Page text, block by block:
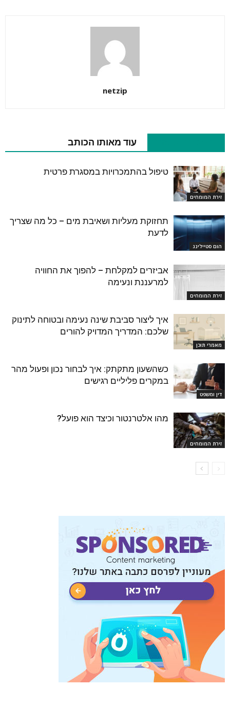
netzip
עוד מאותו הכותב
זירת המומחים
טיפול בהתמכרויות במסגרת פרטית
הום סטיילינג
תחזוקת מעליות ושאיבת מים – כל מה שצריך
לדעת
זירת המומחים
אביזרים למקלחת – להפוך את החוויה
למרעננת ונעימה
מאמרי תוכן
איך ליצור סביבת שינה נעימה ובטוחה לתינוק
שלכם: המדריך המדויק להורים
דין ומשפט
כשהשעון מתקתק: איך לבחור נכון ופעול מהר
במקרים פליליים רגישים
זירת המומחים
מהו אלטרנטור וכיצד הוא פועל?